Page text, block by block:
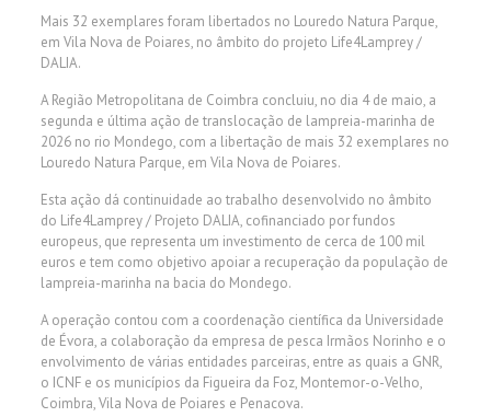
Mais 32 exemplares foram libertados no Louredo Natura Parque,
em Vila Nova de Poiares, no âmbito do projeto Life4Lamprey /
DALIA.
A Região Metropolitana de Coimbra concluiu, no dia 4 de maio, a
segunda e última ação de translocação de lampreia-marinha de
2026 no rio Mondego, com a libertação de mais 32 exemplares no
Louredo Natura Parque, em Vila Nova de Poiares.
Esta ação dá continuidade ao trabalho desenvolvido no âmbito
do Life4Lamprey / Projeto DALIA, cofinanciado por fundos
europeus, que representa um investimento de cerca de 100 mil
euros e tem como objetivo apoiar a recuperação da população de
lampreia-marinha na bacia do Mondego.
A operação contou com a coordenação científica da Universidade
de Évora, a colaboração da empresa de pesca Irmãos Norinho e o
envolvimento de várias entidades parceiras, entre as quais a GNR,
o ICNF e os municípios da Figueira da Foz, Montemor-o-Velho,
Coimbra, Vila Nova de Poiares e Penacova.